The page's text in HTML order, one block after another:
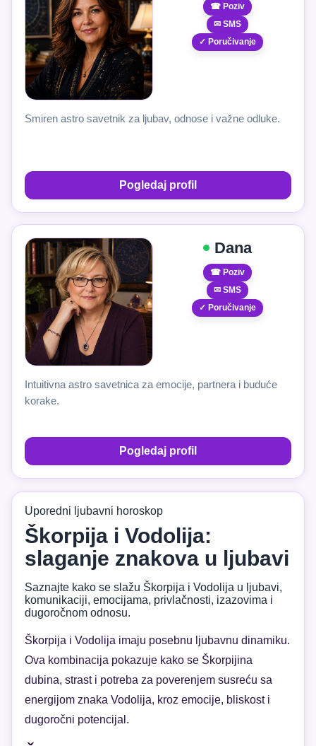
☎ Poziv
✉ SMS
✓ Poručivanje
Smiren astro savetnik za ljubav, odnose i važne odluke.
Pogledaj profil
Dana
☎ Poziv
✉ SMS
✓ Poručivanje
Intuitivna astro savetnica za emocije, partnera i buduće
korake.
Pogledaj profil
Uporedni ljubavni horoskop
Škorpija i Vodolija:
slaganje znakova u ljubavi
Saznajte kako se slažu Škorpija i Vodolija u ljubavi,
komunikaciji, emocijama, privlačnosti, izazovima i
dugoročnom odnosu.
Škorpija i Vodolija imaju posebnu ljubavnu dinamiku.
Ova kombinacija pokazuje kako se Škorpijina
dubina, strast i potreba za poverenjem susreću sa
energijom znaka Vodolija, kroz emocije, bliskost i
dugoročni potencijal.